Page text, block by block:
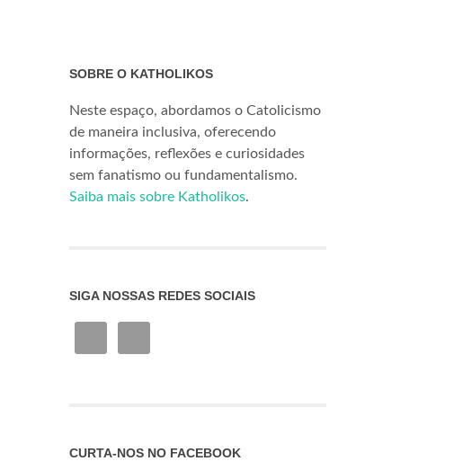
SOBRE O KATHOLIKOS
Neste espaço, abordamos o Catolicismo
de maneira inclusiva, oferecendo
informações, reflexões e curiosidades
sem fanatismo ou fundamentalismo.
Saiba mais sobre Katholikos.
SIGA NOSSAS REDES SOCIAIS
CURTA-NOS NO FACEBOOK